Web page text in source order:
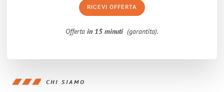
RICEVI OFFERTA
Offerta in 15 minuti (garantita).
CHI SIAMO